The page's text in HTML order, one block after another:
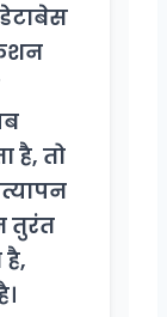
है, तो
तुरंत
है,